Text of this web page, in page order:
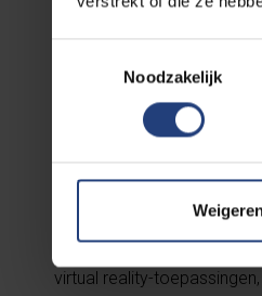
Noodzakelijk
hulp van AI toepassingen
uitbreiding voor alle
oplossingen voor
De CAVE waarvan
virtual reality-